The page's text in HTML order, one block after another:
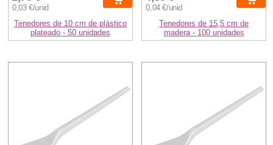
0,03 €/unid
Tenedores de 10 cm de plástico
plateado - 50 unidades
0,04 €/unid
Tenedores de 15,5 cm de
madera - 100 unidades